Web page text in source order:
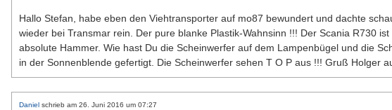
Hallo Stefan, habe eben den Viehtransporter auf mo87 bewundert und dachte
wieder bei Transmar rein. Der pure blanke Plastik-Wahnsinn !!! Der Scania R730 ist
absolute Hammer. Wie hast Du die Scheinwerfer auf dem Lampenbügel und die
in der Sonnenblende gefertigt. Die Scheinwerfer sehen T O P aus !!! Gruß Holger
Daniel schrieb am 26. Juni 2016 um 07:27